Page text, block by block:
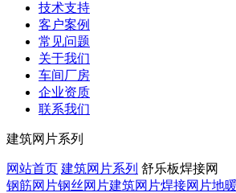
技术支持
客户案例
常见问题
关于我们
车间厂房
企业资质
联系我们
建筑网片系列
网站首页 建筑网片系列 舒乐板焊接网
钢筋网片钢丝网片建筑网片焊接网片地